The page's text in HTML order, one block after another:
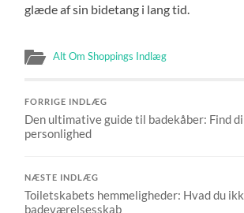
glæde af sin bidetang i lang tid.
Alt Om Shoppings Indlæg
FORRIGE INDLÆG
Den ultimative guide til badekåber: Find
personlighed
NÆSTE INDLÆG
Toiletskabets hemmeligheder: Hvad du
badeværelsesskab